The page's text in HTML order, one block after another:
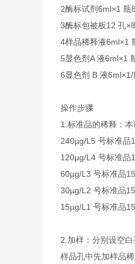
2酶标试剂6ml×1 瓶8
3酶标包被板12 孔
4样品稀释液6ml×1
5显色剂A 液6ml×1
6显色剂 B 液6ml×1/
操作步骤
1. 标准品的稀释：
240µg/L 5 号标准品
120µg/L 4 号标准品
60µg/L 3 号标准品
30µg/L 2 号标准品
15µg/L 1 号标准品
2. 加样：分别设空
样品孔中先加样品